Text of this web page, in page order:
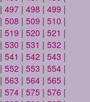
| 497 | 498 | 499 |
| 508 | 509 | 510 |
| 519 | 520 | 521 |
| 530 | 531 | 532 |
| 541 | 542 | 543 |
| 552 | 553 | 554 |
| 563 | 564 | 565 |
| 574 | 575 | 576 |